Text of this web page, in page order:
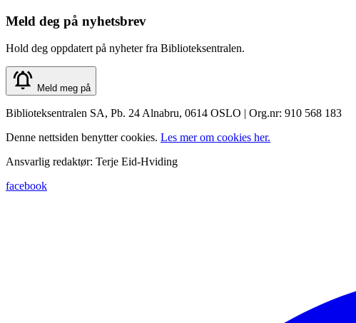
Meld deg på nyhetsbrev
Hold deg oppdatert på nyheter fra Biblioteksentralen.
Meld meg på
Biblioteksentralen SA, Pb. 24 Alnabru, 0614 OSLO | Org.nr: 910 568 183
Denne nettsiden benytter cookies. Les mer om cookies her.
Ansvarlig redaktør: Terje Eid-Hviding
facebook